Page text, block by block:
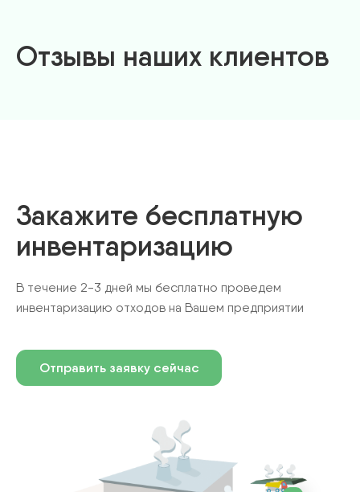
Отзывы наших клиентов
Закажите бесплатную
инвентаризацию
В течение 2-3 дней мы бесплатно проведем
инвентаризацию отходов на Вашем предприятии
Отправить заявку сейчас